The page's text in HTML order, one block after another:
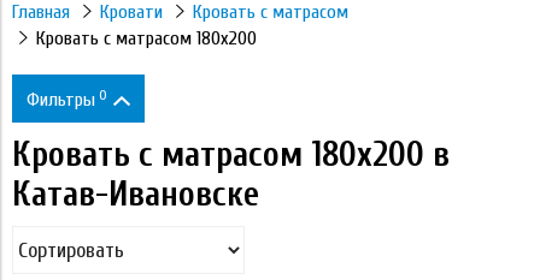
Главная Кровати
Кровать с матрасом
Кровать с матрасом 180х200
Фильтры 0
Цена
Кровать с матрасом 180х200 в
Катав-Ивановске